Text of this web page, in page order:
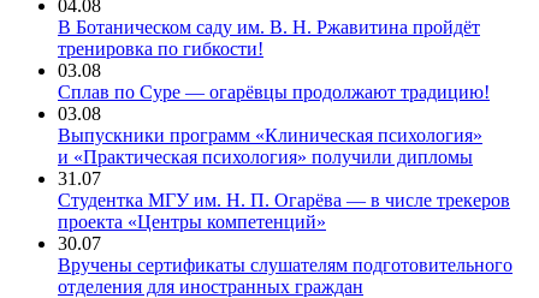
04.08
В Ботаническом саду им. В. Н. Ржавитина пройдёт
тренировка по гибкости!
03.08
Сплав по Суре — огарёвцы продолжают традицию!
03.08
Выпускники программ «Клиническая психология»
и «Практическая психология» получили дипломы
31.07
Студентка МГУ им. Н. П. Огарёва — в числе трекеров
проекта «Центры компетенций»
30.07
Вручены сертификаты слушателям подготовительного
отделения для иностранных граждан